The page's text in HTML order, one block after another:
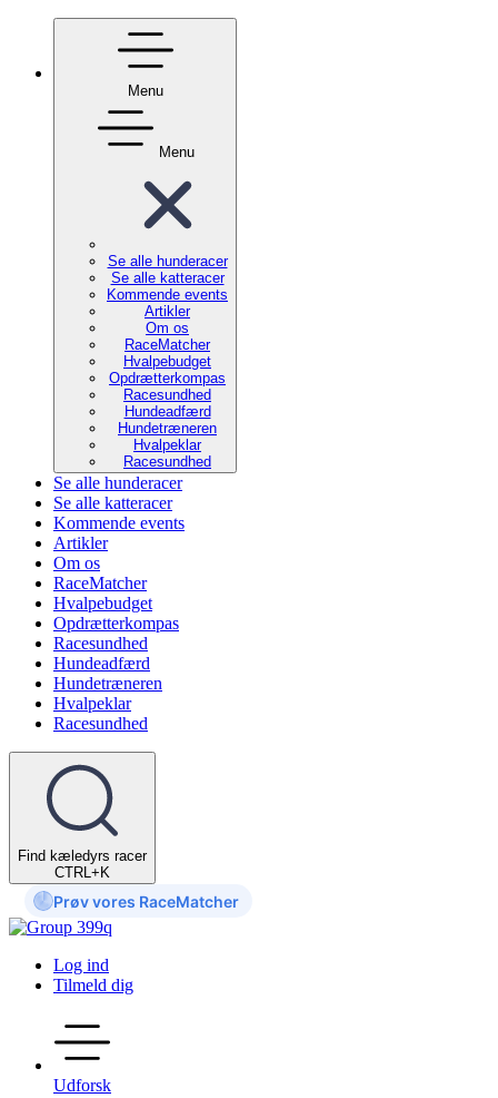
Menu
Menu
Se alle hunderacer
Se alle katteracer
Kommende events
Artikler
Om os
RaceMatcher
Hvalpebudget
Opdrætterkompas
Racesundhed
Hundeadfærd
Hundetræneren
Hvalpeklar
Racesundhed
Se alle hunderacer
Se alle katteracer
Kommende events
Artikler
Om os
RaceMatcher
Hvalpebudget
Opdrætterkompas
Racesundhed
Hundeadfærd
Hundetræneren
Hvalpeklar
Racesundhed
Find kæledyrs racer
CTRL+K
Prøv vores RaceMatcher
Log ind
Tilmeld dig
Udforsk